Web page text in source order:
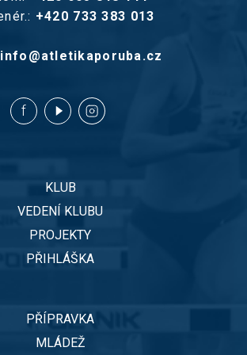
+420 733 383 013
info@atletikaporuba.cz
KLUB
VEDENÍ KLUBU
PROJEKTY
PŘIHLÁŠKA
PŘÍPRAVKA
MLÁDEŽ